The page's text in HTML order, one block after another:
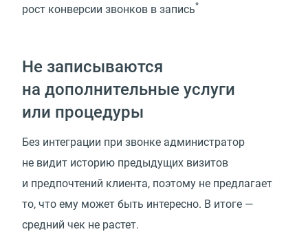
рост конверсии звонков в запись*
Не записываются
на дополнительные услуги
или процедуры
Без интеграции при звонке администратор
не видит историю предыдущих визитов
и предпочтений клиента, поэтому не предлагает
то, что ему может быть интересно. В итоге —
средний чек не растет.